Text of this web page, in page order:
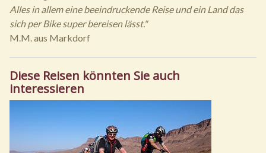
Alles in allem eine beeindruckende Reise und ein Land das
sich per Bike super bereisen lässt."
M.M. aus Markdorf
Diese Reisen könnten Sie auch
interessieren